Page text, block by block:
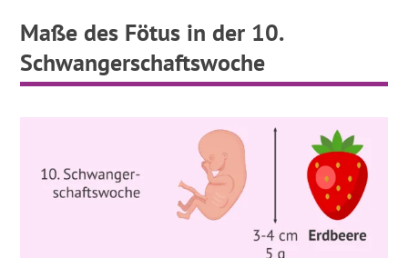
Maße des Fötus in der 10.
Schwangerschaftswoche